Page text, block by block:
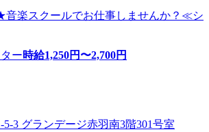
音楽スクールでお仕事しませんか？≪シ
ー時給1,250円〜2,700円
3 グランデージ赤羽南3階301号室